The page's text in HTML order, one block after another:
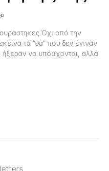
από την
τα “θα” που δεν έγιναν
ήξεραν να υπόσχονται, αλλά